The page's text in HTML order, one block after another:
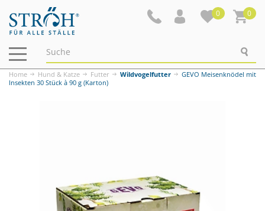
0 0
Navigation
ein-/ausblenden
Home Hund & Katze Futter Wildvogelfutter
GEVO Meisenknödel mit
Insekten 30 Stück à 90 g (Karton)